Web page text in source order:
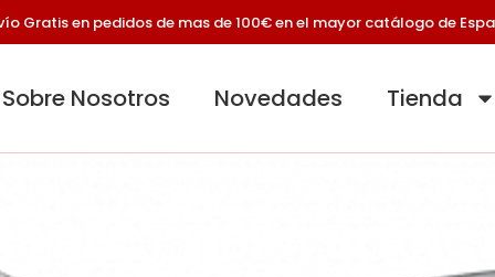
Gratis en pedidos de mas de 100€ en el mayor catálogo de
Sobre Nosotros Novedades Tienda
RECT FIBRA